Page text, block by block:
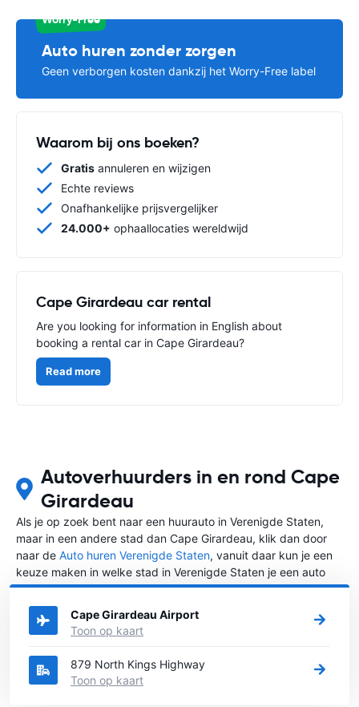
Worry-Free
Auto huren zonder zorgen
Geen verborgen kosten dankzij het Worry-Free label
Waarom bij ons boeken?
Gratis annuleren en wijzigen
Echte reviews
Onafhankelijke prijsvergelijker
24.000+ ophaallocaties wereldwijd
Cape Girardeau car rental
Are you looking for information in English about
booking a rental car in Cape Girardeau?
Read more
Autoverhuurders in en rond Cape
Girardeau
Als je op zoek bent naar een huurauto in Verenigde Staten,
maar in een andere stad dan Cape Girardeau, klik dan door
naar de Auto huren Verenigde Staten, vanuit daar kun je een
keuze maken in welke stad in Verenigde Staten je een auto
huren wilt.
Cape Girardeau Airport
Toon op kaart
879 North Kings Highway
Toon op kaart